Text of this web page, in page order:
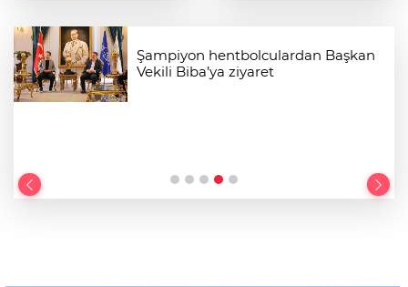
Şampiyon hentbolculardan Başkan
Vekili Biba’ya ziyaret